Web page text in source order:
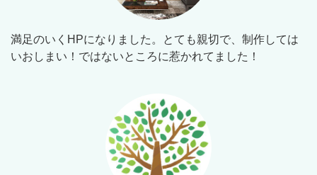
満足のいくHPになりました。とても親切で、制作しては
いおしまい！ではないところに惹かれてました！